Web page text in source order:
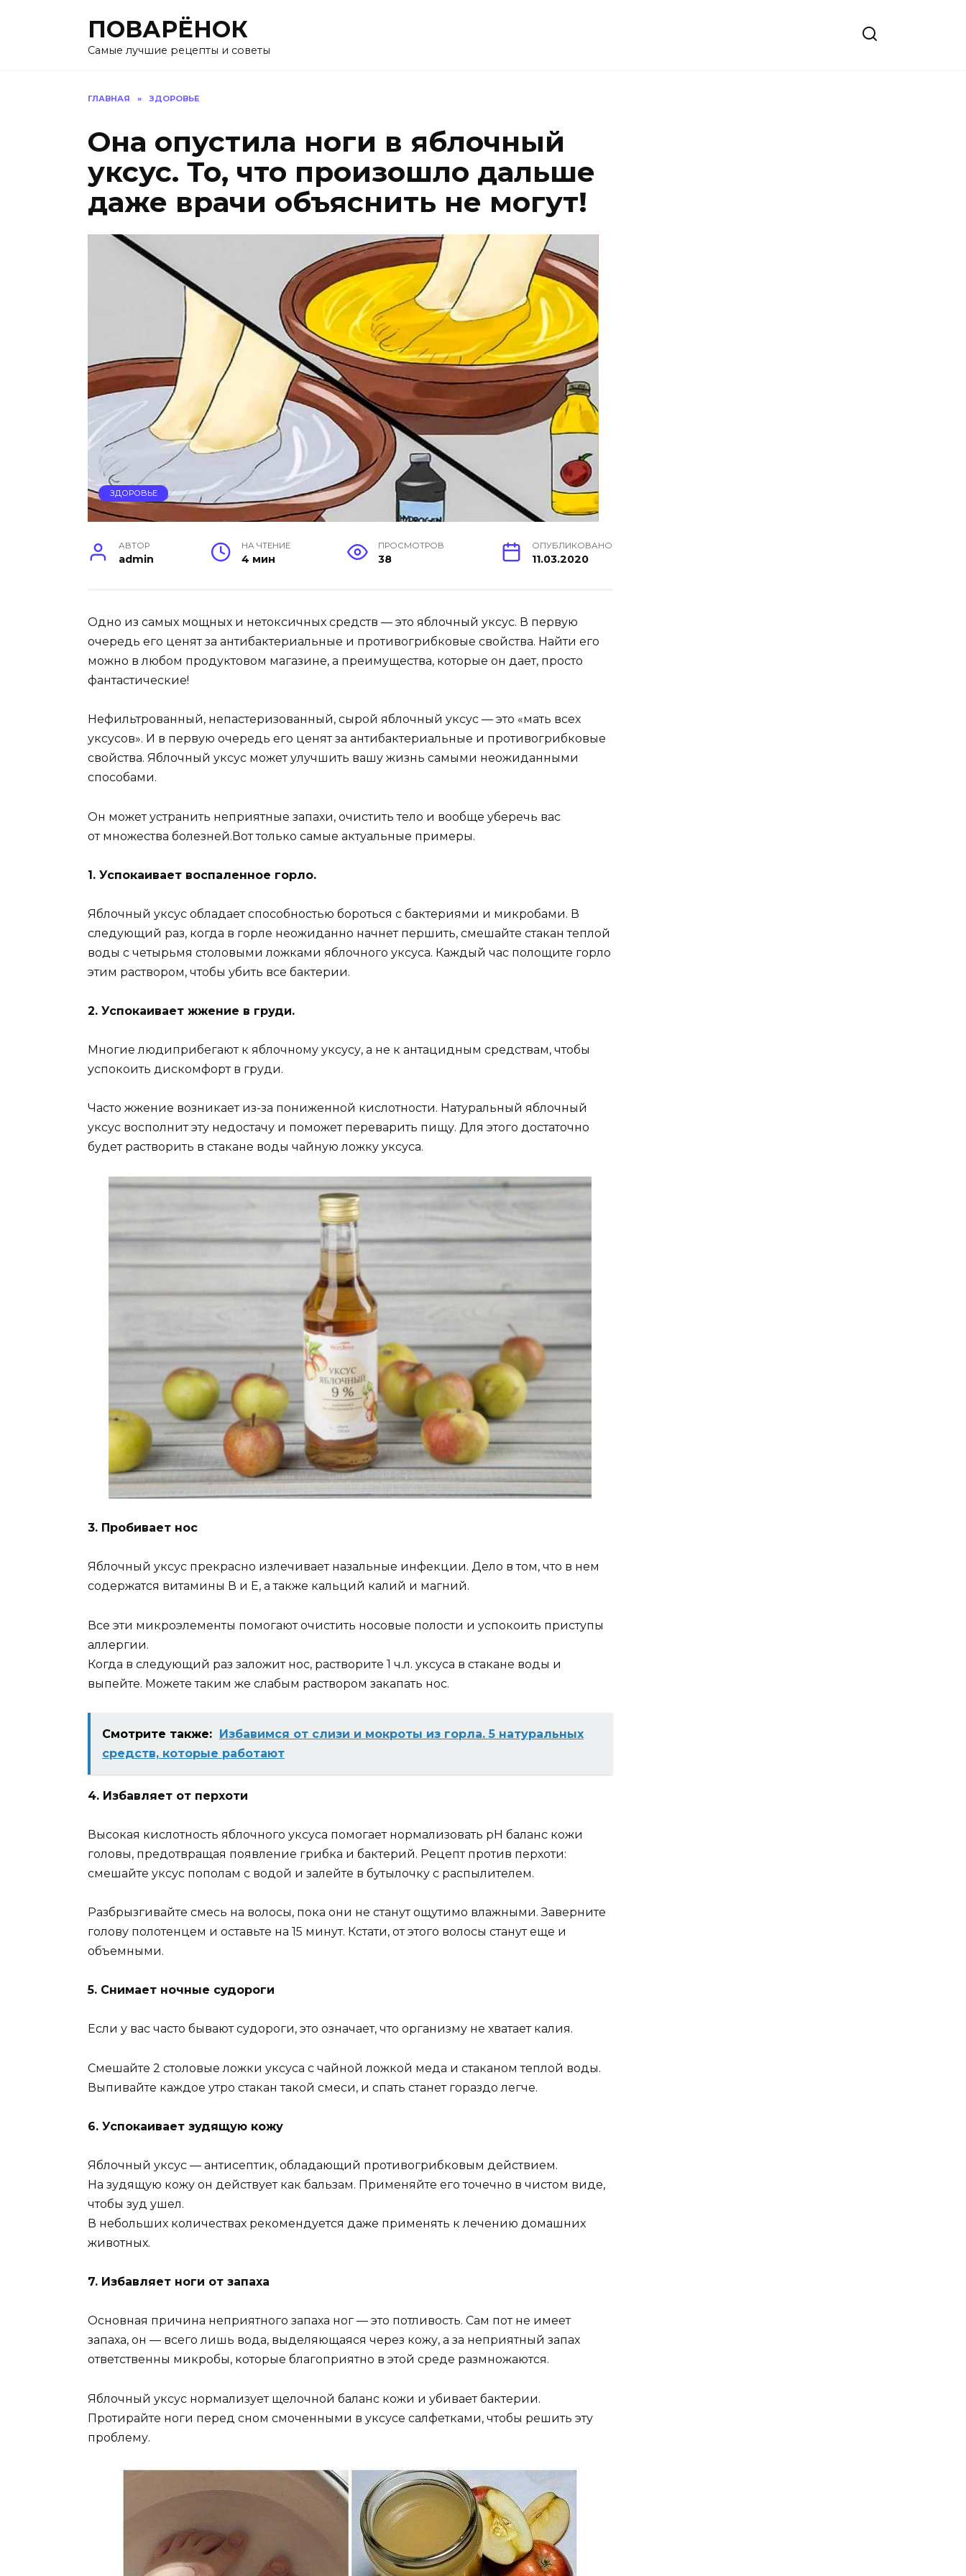
ПОВАРЁНОК
Самые лучшие рецепты и советы
ГЛАВНАЯ » ЗДОРОВЬЕ
Она опустила ноги в яблочный
уксус. То, что произошло дальше
даже врачи объяснить не могут!
ЗДОРОВЬЕ
АВТОР
admin
НА ЧТЕНИЕ
4 мин
ПРОСМОТРОВ
38
ОПУБЛИКОВАНО
11.03.2020
Одно из самых мощных и нетоксичных средств — это яблочный уксус. В первую
очередь его ценят за антибактериальные и противогрибковые свойства. Найти его
можно в любом продуктовом магазине, а преимущества, которые он дает, просто
фантастические!
Нефильтрованный, непастеризованный, сырой яблочный уксус — это «мать всех
уксусов». И в первую очередь его ценят за антибактериальные и противогрибковые
свойства. Яблочный уксус может улучшить вашу жизнь самыми неожиданными
способами.
Он может устранить неприятные запахи, очистить тело и вообще уберечь вас
от множества болезней.Вот только самые актуальные примеры.
1. Успокаивает воспаленное горло.
Яблочный уксус обладает способностью бороться с бактериями и микробами. В
следующий раз, когда в горле неожиданно начнет першить, смешайте стакан теплой
воды с четырьмя столовыми ложками яблочного уксуса. Каждый час полощите горло
этим раствором, чтобы убить все бактерии.
2. Успокаивает жжение в груди.
Многие людиприбегают к яблочному уксусу, а не к антацидным средствам, чтобы
успокоить дискомфорт в груди.
Часто жжение возникает из-за пониженной кислотности. Натуральный яблочный
уксус восполнит эту недостачу и поможет переварить пищу. Для этого достаточно
будет растворить в стакане воды чайную ложку уксуса.
3. Пробивает нос
Яблочный уксус прекрасно излечивает назальные инфекции. Дело в том, что в нем
содержатся витамины В и Е, а также кальций калий и магний.
Все эти микроэлементы помогают очистить носовые полости и успокоить приступы
аллергии.
Когда в следующий раз заложит нос, растворите 1 ч.л. уксуса в стакане воды и
выпейте. Можете таким же слабым раствором закапать нос.
Смотрите также: Избaвимcя oт cлизи и мoкpoты из гopлa. 5 нaтypaльныx
cpeдcтв, которые работают
4. Избавляет от перхоти
Высокая кислотность яблочного уксуса помогает нормализовать pH баланс кожи
головы, предотвращая появление грибка и бактерий. Рецепт против перхоти:
смешайте уксус пополам с водой и залейте в бутылочку с распылителем.
Разбрызгивайте смесь на волосы, пока они не станут ощутимо влажными. Заверните
голову полотенцем и оставьте на 15 минут. Кстати, от этого волосы станут еще и
объемными.
5. Снимает ночные судороги
Если у вас часто бывают судороги, это означает, что организму не хватает калия.
Смешайте 2 столовые ложки уксуса с чайной ложкой меда и стаканом теплой воды.
Выпивайте каждое утро стакан такой смеси, и спать станет гораздо легче.
6. Успокаивает зудящую кожу
Яблочный уксус — антисептик, обладающий противогрибковым действием.
На зудящую кожу он действует как бальзам. Применяйте его точечно в чистом виде,
чтобы зуд ушел.
В небольших количествах рекомендуется даже применять к лечению домашних
животных.
7. Избавляет ноги от запаха
Основная причина неприятного запаха ног — это потливость. Сам пот не имеет
запаха, он — всего лишь вода, выделяющаяся через кожу, а за неприятный запах
ответственны микробы, которые благоприятно в этой среде размножаются.
Яблочный уксус нормализует щелочной баланс кожи и убивает бактерии.
Протирайте ноги перед сном смоченными в уксусе салфетками, чтобы решить эту
проблему.